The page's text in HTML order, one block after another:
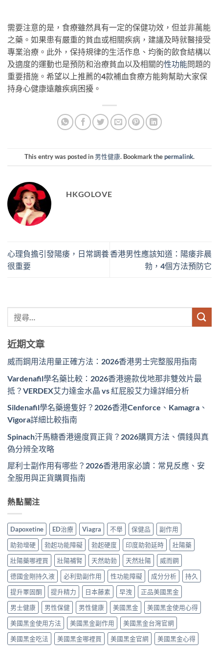
需要注意的是，食療雖然具有一定的保健功效，但並非萬能
之藥。如果患有嚴重的貧血或相關疾病，建議及時就醫接受
專業治療。此外，保持規律的生活作息、均衡的飲食結構以
及適度的運動也是預防和治療貧血以及相關的性功能問題的
重要措施。希望以上推薦的4款補血食療方能夠幫助大家保
持身心健康遠離疾病困擾。
This entry was posted in 男性健康. Bookmark thepermalink.
HKGOLOVE
心理負擔引發陽痿，日常調養
很重要
香港男性應該知道：陽痿非晨
勃，4個方法預防它
近期文章
威而鋼用法用量正確方法：2026香港男士完整服用指南
Vardenafil學名藥比較：2026香港邊款伐地那非雙效片最
抵？VERDEX艾力達金水晶 vs 紅屁股艾力達詳細分析
Sildenafil學名藥邊隻好？2026香港Cenforce、Kamagra、
Vigora詳細比較指南
Spinach汗馬糖香港邊度買正貨？2026購買方法、價錢與真
偽分辨全攻略
犀利士副作用有哪些？2026香港用家必讀：常見反應、安
全服用與正貨購買指南
熱點關注
Dapoxetine ED治療 Viagra 不舉 保健品
副作用
助勃增硬
勃起功能障礙 勃起硬度 印度助勃延時
壯陽藥
壯陽藥哪裡買
壯陽補腎 天然助勃 天然壯陽
威而鋼
德國金剛持久液
必利勁副作用 性功能障礙 成分分析
持久
提升睪固酮
提升精力 日本藤素 早洩
正品美國黑金
男士健康
男性保健 男性健康 美國黑金
美國黑金使用心得
美國黑金使用方法
美國黑金副作用
美國黑金台灣官網
美國黑金吃法
美國黑金哪裡買 美國黑金官網 美國黑金心得